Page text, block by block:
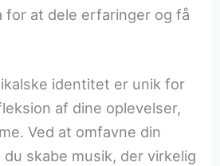
for at dele erfaringer og få
identitet er unik for
af dine oplevelser,
Ved at omfavne din
skabe musik, der virkelig